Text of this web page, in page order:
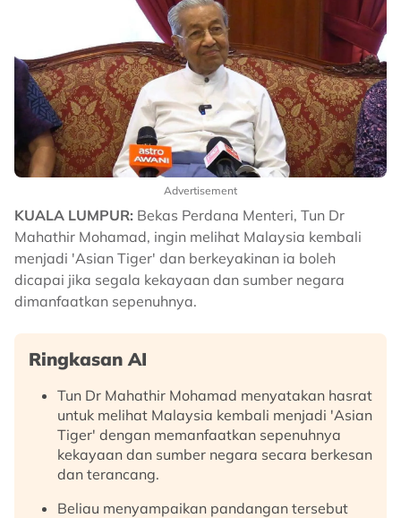
Advertisement
KUALA LUMPUR: Bekas Perdana Menteri, Tun Dr
Mahathir Mohamad, ingin melihat Malaysia kembali
menjadi 'Asian Tiger' dan berkeyakinan ia boleh
dicapai jika segala kekayaan dan sumber negara
dimanfaatkan sepenuhnya.
Ringkasan AI
Tun Dr Mahathir Mohamad menyatakan hasrat
untuk melihat Malaysia kembali menjadi 'Asian
Tiger' dengan memanfaatkan sepenuhnya
kekayaan dan sumber negara secara berkesan
dan terancang.
Beliau menyampaikan pandangan tersebut